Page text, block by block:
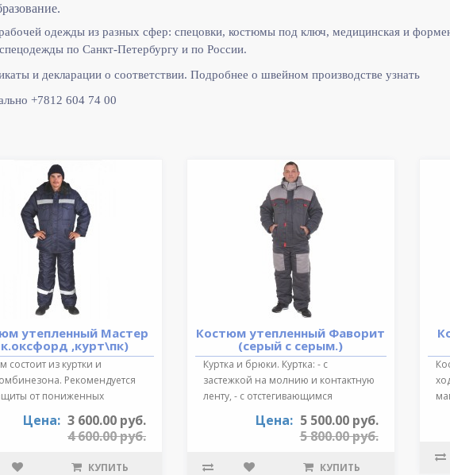
одежды из разных сфер: спецовки, костюмы под ключ, медицинская и
по Санкт-Петербургу и по России.
и декларации о соответствии. Подробнее о швейном производстве узнать
+7812 604 74 00
утепленный Мастер
,курт\пк)
состоит из куртки и
Рекомендуется
от пониженных
Цена: 3 600.00 руб.
4 600.00 руб.
КУПИТЬ
Костюм утепленный Фаворит
(серый с серым.)
Куртка и брюки. Куртка: - с
застежкой на молнию и контактную
ленту, - с отстегивающимся
Цена: 5 500.00 руб.
5 800.00 руб.
КУПИТЬ